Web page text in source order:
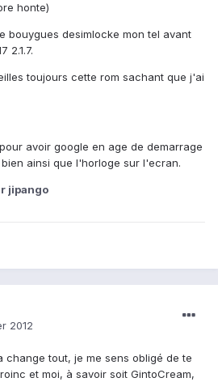
honte)
bouygues desimlocke mon tel avant
2.1.7.
toujours cette rom sachant que j'ai
avoir google en age de demarrage
ainsi que l'horloge sur l'ecran.
jipango
2012
change tout, je me sens obligé de te
et moi, à savoir soit GintoCream,